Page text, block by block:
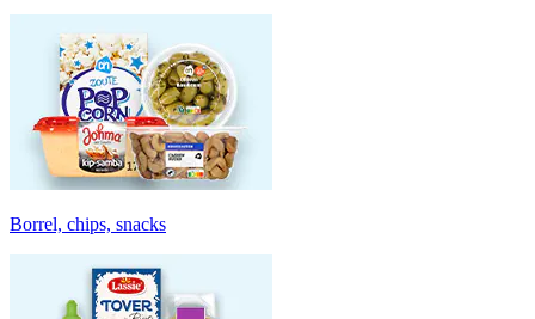
Borrel, chips, snacks